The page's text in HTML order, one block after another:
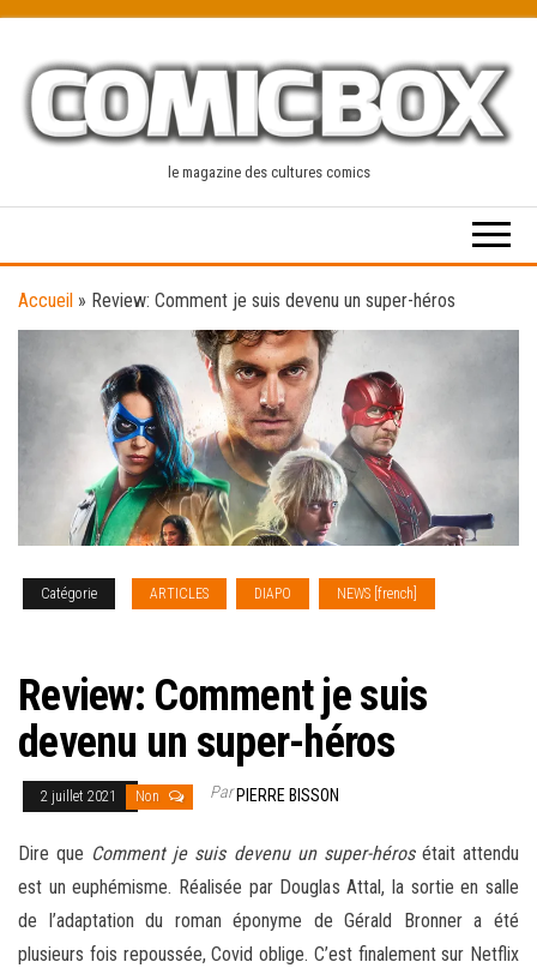
content
le magazine des cultures comics
Accueil » Review: Comment je suis devenu un super-héros
Catégorie ARTICLES DIAPO NEWS [french]
Review: Comment je suis
devenu un super-héros
2 juillet 2021 Non ParPIERRE BISSON
Dire que Comment je suis devenu un super-hérosétait attendu
est un euphémisme. Réalisée par Douglas Attal, la sortie en salle
de l’adaptation du roman éponyme de Gérald Bronner a été
plusieurs fois repoussée, Covid oblige. C’est finalement sur Netflix